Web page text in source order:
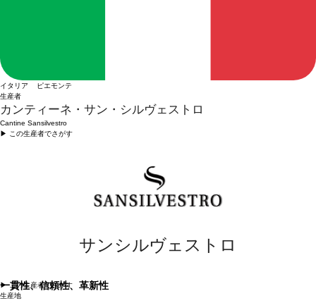
イタリア ピエモンテ
生産者
カンティーネ・サン・シルヴェストロ
Cantine Sansilvestro
▶︎ この生産者でさがす
サンシルヴェストロ
一貫性、信頼性、革新性
▶︎ この生産者でさがす
生産地